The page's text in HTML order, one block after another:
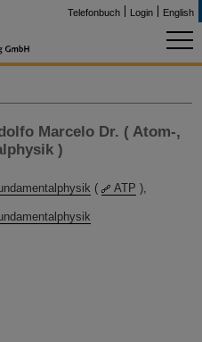
Telefonbuch Login English
Marcelo Dr. ( Atom-,
)
( ATP ),